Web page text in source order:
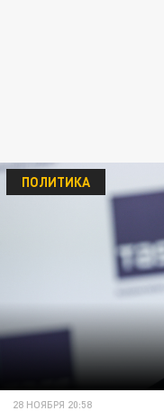
ПОЛИТИКА
28 НОЯБРЯ 20:58